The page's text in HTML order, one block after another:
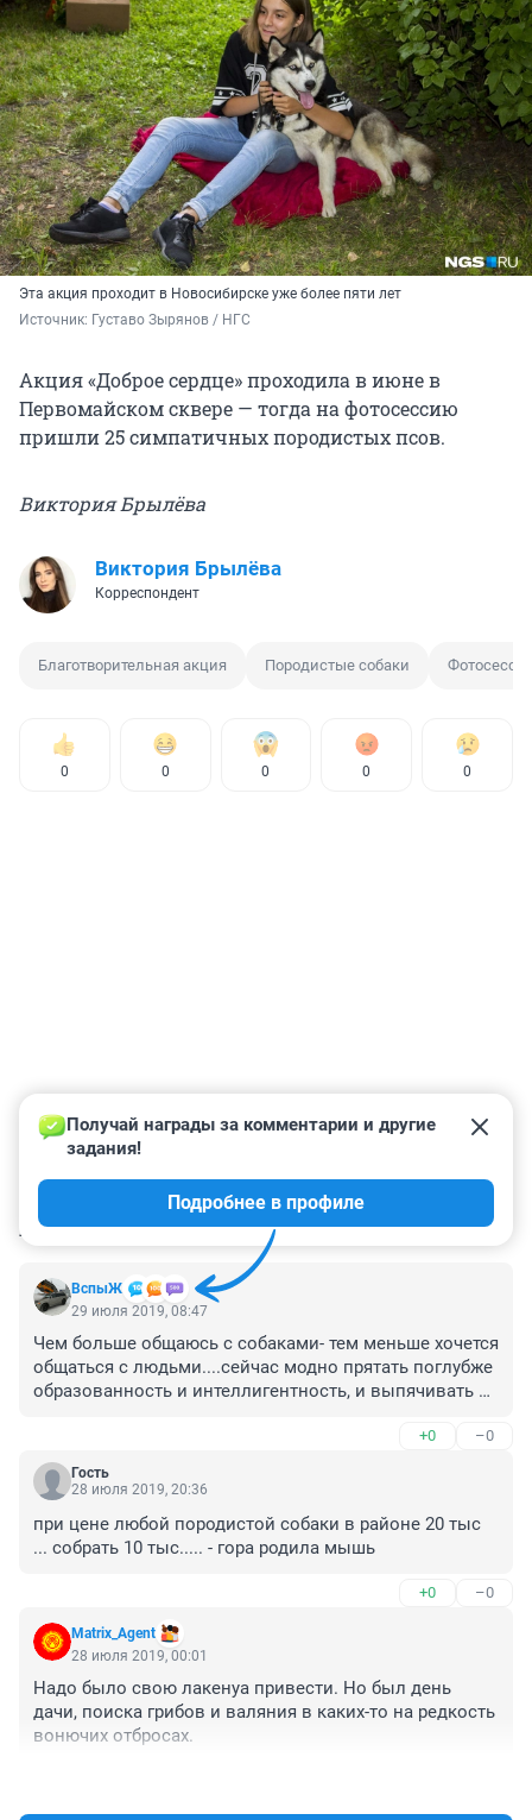
Эта акция проходит в Новосибирске уже более пяти лет
Источник: Густаво Зырянов / НГС
Акция «Доброе сердце» проходила в июне в
Первомайском сквере — тогда на фотосессию
пришли 25 симпатичных породистых псов.
Виктория Брылёва
Виктория Брылёва
Корреспондент
Благотворительная акция Породистые собаки
0 0 0 0 0
КОММЕНТАРИИ 71
ВспыЖ
Получай награды за комментарии и другие
задания!
Подробнее в профиле
29 июля 2019, 08:47
Чем больше общаюсь с собаками- тем меньше хочется
общаться с людьми....сейчас модно прятать поглубже
образованность и интеллигентность, и выпячивать
+0 –0
Гость
28 июля 2019, 20:36
при цене любой породистой собаки в районе 20 тыс
... собрать 10 тыс..... - гора родила мышь
+0 –0
Matrix_Agent
28 июля 2019, 00:01
Надо было свою лакенуа привести. Но был день
дачи, поиска грибов и валяния в каких-то на редкость
вонючих отбросах.